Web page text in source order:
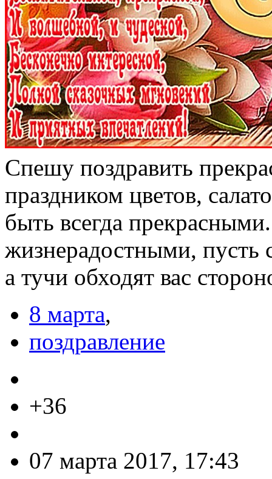
Спешу поздравить
праздником цветов,
быть всегда
жизнерадостными, пусть
а тучи обходят вас
8 марта,
поздравление
+36
07 марта 2017, 17:43